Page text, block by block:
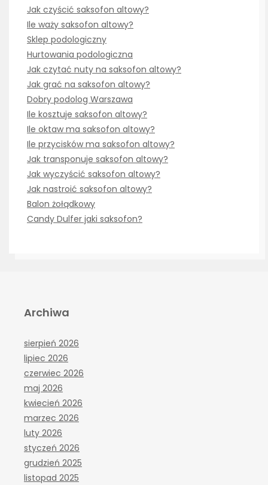
Jak czyścić saksofon altowy?
Ile waży saksofon altowy?
Sklep podologiczny
Hurtowania podologiczna
Jak czytać nuty na saksofon altowy?
Jak grać na saksofon altowy?
Dobry podolog Warszawa
Ile kosztuje saksofon altowy?
Ile oktaw ma saksofon altowy?
Ile przycisków ma saksofon altowy?
Jak transponuje saksofon altowy?
Jak wyczyścić saksofon altowy?
Jak nastroić saksofon altowy?
Balon żołądkowy
Candy Dulfer jaki saksofon?
Archiwa
sierpień 2026
lipiec 2026
czerwiec 2026
maj 2026
kwiecień 2026
marzec 2026
luty 2026
styczeń 2026
grudzień 2025
listopad 2025